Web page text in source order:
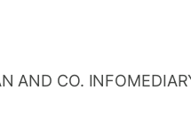
AND CO.